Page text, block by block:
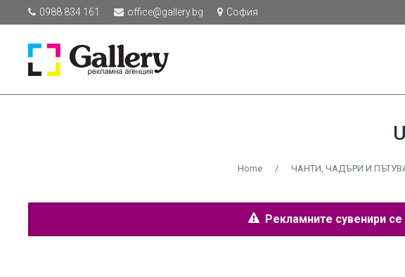
0988 834 161 office@gallery.bg София
Home / ЧАНТИ, ЧАДЪРИ И
Рекламните сувенири се